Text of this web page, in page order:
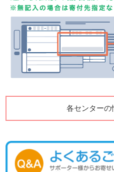
各センターの